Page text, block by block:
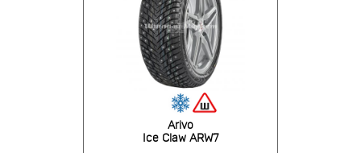
Arivo
Ice Claw ARW7